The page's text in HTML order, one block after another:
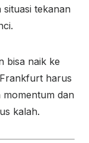
tekanan
bisa naik ke
harus
momentum dan
kalah.